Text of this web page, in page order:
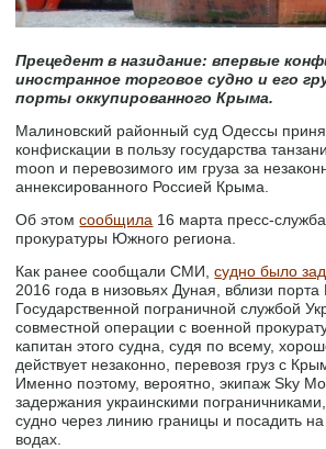
Прецедент в назидание: впервые
иностранное торговое судно и его
порты оккупированного Крыма.
Малиновский районный суд Одессы
конфискации в пользу государства
moon и перевозимого им груза за
аннексированного Россией Крыма.
Об этомсообщила 16 марта пресс-
прокуратуры Южного региона.
Как ранее сообщали СМИ,судно было
2016 года в низовьях Дуная, вблизи порта
Государственной пограничной службой
совместной операции с военной
капитан этого судна, судя по всему,
действует незаконно, перевозя груз с
Именно поэтому, вероятно, экипаж Sky
задержания украинскими
судно через линию границы и посадить
водах.